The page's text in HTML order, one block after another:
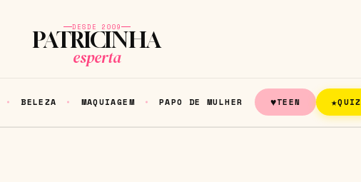
DESDE 2009
PATRICINHA
esperta
BELEZA MAQUIAGEM PAPO DE MULHER ♥TEEN ★QUIZ